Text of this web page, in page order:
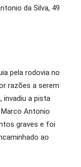
da Silva, 49
pela rodovia no
razões a serem
invadiu a pista
Antonio
graves e foi
ao